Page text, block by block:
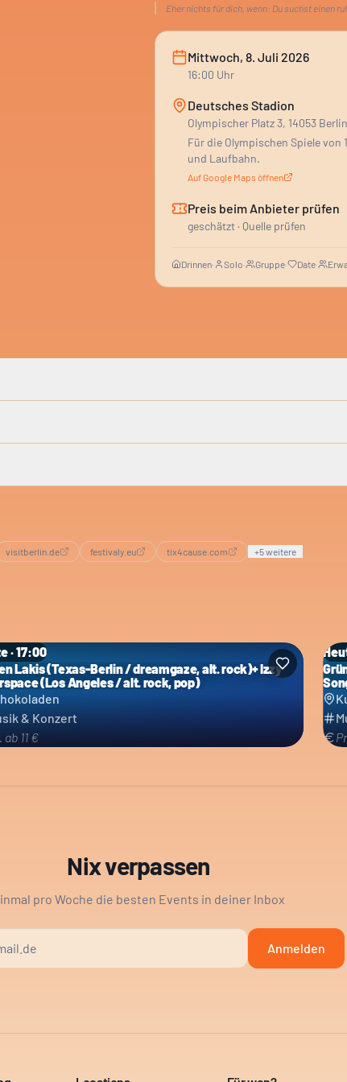
Eher nichts für dich, wenn: Du suchst einen
Mittwoch, 8. Juli 2026
16:00 Uhr
Deutsches Stadion
Olympischer Platz 3, 14053
Für die Olympischen Spiele von
und Laufbahn.
Auf Google Maps öffnen
Preis beim Anbieter prüfen
geschätzt · Quelle prüfen
Drinnen· Solo· Gruppe· Date·
visitberlin.de festivaly.eu tix4cause.com +5weitere
· 17:00
Lakis (Texas-Berlin / dreamgaze, alt. rock)+ Izzy
(Los Angeles / alt. rock, pop)
& Konzert
ab 11 €
Nix verpassen
pro Woche die besten Events in deiner Inbox
Anmelden